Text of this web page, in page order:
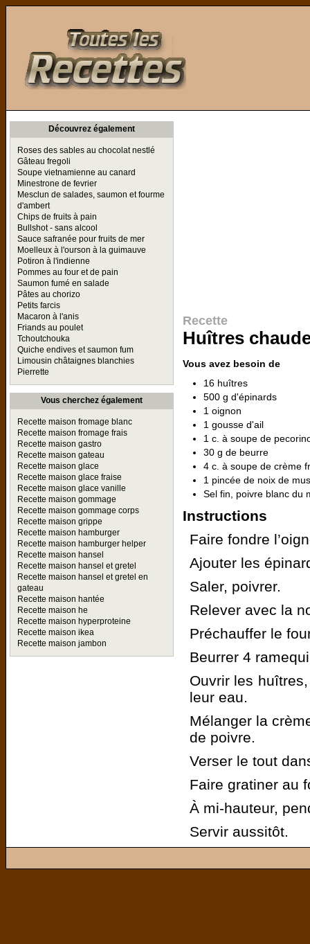
Découvrez également
Roses des sables au chocolat nestlé
Gâteau fregoli
Soupe vietnamienne au canard
Minestrone de fevrier
Mesclun de salades, saumon et fourme
d'ambert
Chips de fruits à pain
Bullshot - sans alcool
Sauce safranée pour fruits de mer
Moelleux à l'ourson à la guimauve
Potiron à l'indienne
Pommes au four et de pain
Saumon fumé en salade
Pâtes au chorizo
Petits farcis
Macaron à l'anis
Friands au poulet
Tchoutchouka
Quiche endives et saumon fum
Limousin châtaignes blanchies
Pierrette
Vous cherchez également
Recette maison fromage blanc
Recette maison fromage frais
Recette maison gastro
Recette maison gateau
Recette maison glace
Recette maison glace fraise
Recette maison glace vanille
Recette maison gommage
Recette maison gommage corps
Recette maison grippe
Recette maison hamburger
Recette maison hamburger helper
Recette maison hansel
Recette maison hansel et gretel
Recette maison hansel et gretel en
gateau
Recette maison hantée
Recette maison he
Recette maison hyperproteine
Recette maison ikea
Recette maison jambon
Recette
Huîtres
Vous avez besoin de
16 huîtres
500 g d'épinards
1 oignon
1 gousse d'ail
1 c. à soupe de
30 g de beurre
4 c. à soupe de crème
1 pincée de noix de
Sel fin, poivre blanc du
Instructions
Faire fondre
Ajouter les
Saler, poivrer.
Relever avec la
Préchauffer le
Beurrer 4
Ouvrir les
leur eau.
Mélanger la
de poivre.
Verser le tout
Faire gratiner au
À mi-hauteur,
Servir aussitôt.